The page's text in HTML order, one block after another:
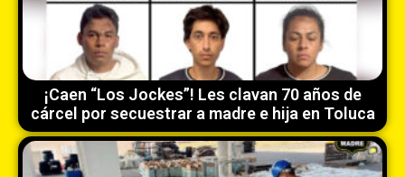
¡Caen “Los Jockes”! Les clavan 70 años de
cárcel por secuestrar a madre e hija en Toluca